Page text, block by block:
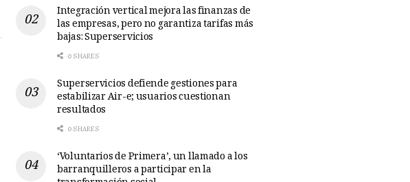
Integración vertical mejora las finanzas de
las empresas, pero no garantiza tarifas más
bajas: Superservicios
0 SHARES
Superservicios defiende gestiones para
estabilizar Air-e; usuarios cuestionan
resultados
0 SHARES
‘Voluntarios de Primera’, un llamado a los
barranquilleros a participar en la